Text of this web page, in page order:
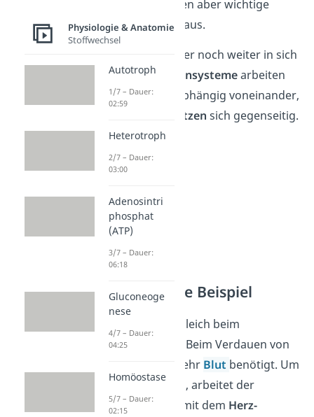
statt, sie senden aber wichtige
Enzymedafür aus.
Dein Körper ist aber noch weiter in sich
vernetzt. Die
Organsystemearbeiten
nämlich nicht unabhängig voneinander,
unterstützen sich gegenseitig.
Organsysteme Beispiel
Bleiben wir doch gleich beim
Verdauungstrakt
. Beim Verdauen von
Essen wird hier mehr Blut benötigt. Um
das zu bekommen, arbeitet der
Verdauungstrakt mit dem Herz-
Physiologie & Anatomie
Stoffwechsel
Autotroph
1/7 – Dauer:
02:59
Heterotroph
2/7 – Dauer:
03:00
Adenosintri
phosphat
(ATP)
3/7 – Dauer:
06:18
Gluconeoge
nese
4/7 – Dauer:
04:25
Homöostase
5/7 – Dauer:
02:15